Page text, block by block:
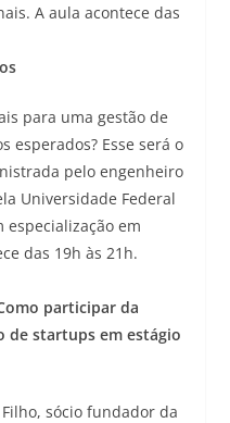
A aula acontece das
para uma gestão de
esperados? Esse será o
pelo engenheiro
Universidade Federal
especialização em
das 19h às 21h.
participar da
de startups em estágio
sócio fundador da